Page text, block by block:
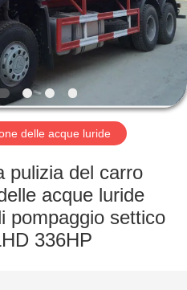
delle acque luride
pulizia del carro
acque luride
pompaggio settico
336HP